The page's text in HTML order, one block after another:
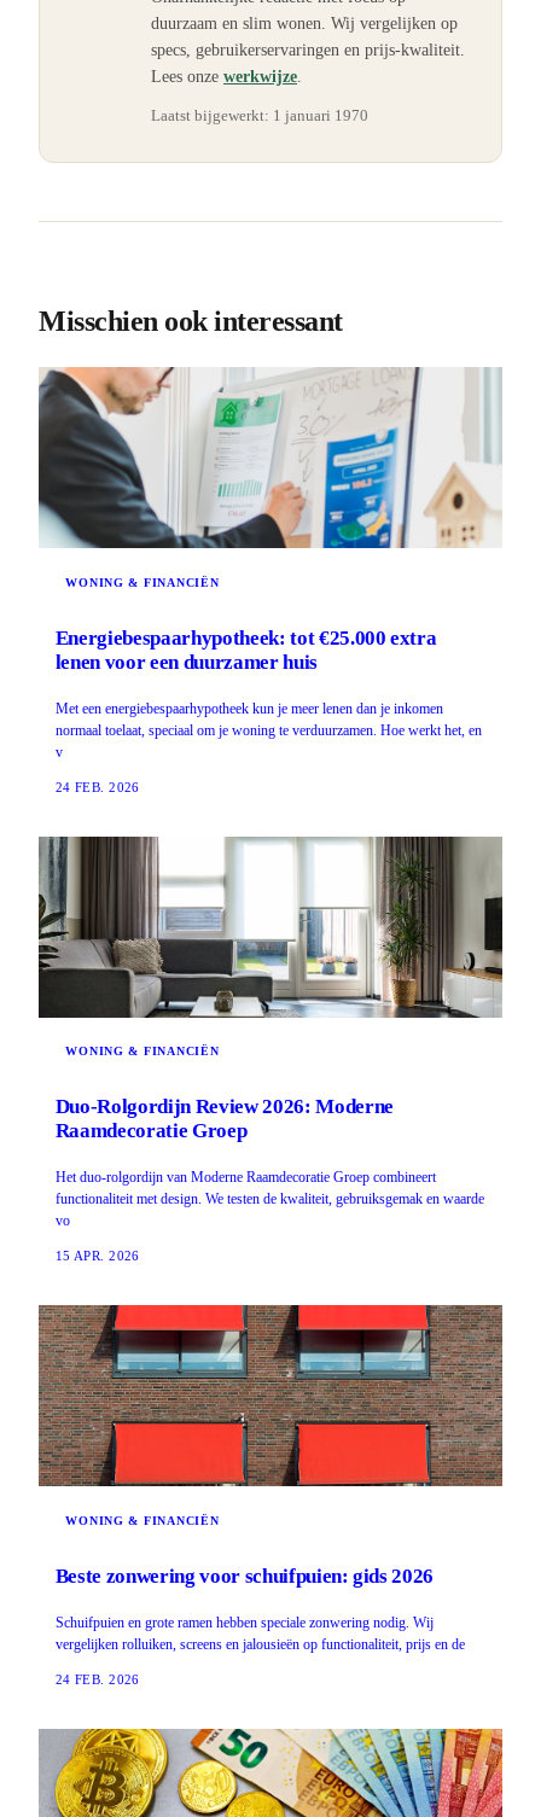
duurzaam en slim wonen. Wij vergelijken op
specs, gebruikerservaringen en prijs-kwaliteit.
Lees onze werkwijze.
Laatst bijgewerkt: 1 januari 1970
Misschien ook interessant
WONING & FINANCIËN
Energiebespaarhypotheek: tot €25.000 extra
lenen voor een duurzamer huis
Met een energiebespaarhypotheek kun je meer lenen dan je inkomen
normaal toelaat, speciaal om je woning te verduurzamen. Hoe werkt het, en
v
24 FEB. 2026
WONING & FINANCIËN
Duo-Rolgordijn Review 2026: Moderne
Raamdecoratie Groep
Het duo-rolgordijn van Moderne Raamdecoratie Groep combineert
functionaliteit met design. We testen de kwaliteit, gebruiksgemak en waarde
vo
15 APR. 2026
WONING & FINANCIËN
Beste zonwering voor schuifpuien: gids 2026
Schuifpuien en grote ramen hebben speciale zonwering nodig. Wij
vergelijken rolluiken, screens en jalousieën op functionaliteit, prijs en de
24 FEB. 2026